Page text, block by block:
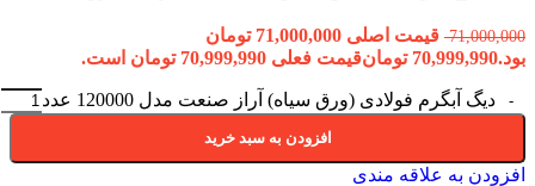
71,000,000
قیمت اصلی 71,000,000 تومان
بود.70,999,990 تومانقیمت فعلی 70,999,990 تومان است.
دیگ آبگرم فولادی (ورق سیاه) آراز صنعت مدل 120000 عدد
افزودن به سبد خرید
افزودن به علاقه مندی